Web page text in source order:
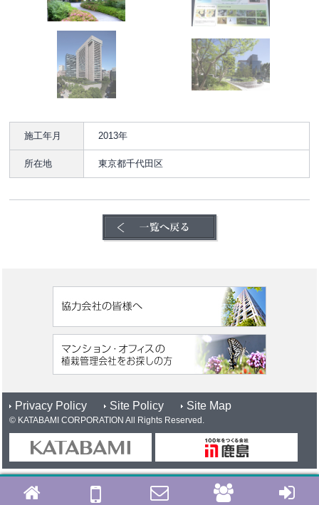
施工年月 2013年
所在地 東京都千代田区
Privacy Policy Site Policy Site Map
© KATABAMI CORPORATION All Rights Reserved.